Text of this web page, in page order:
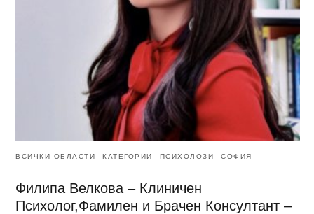
ВСИЧКИ ОБЛАСТИ КАТЕГОРИИ ПСИХОЛОЗИ СОФИЯ
Филипа Велкова – Клиничен
Психолог,Фамилен и Брачен Консултант –